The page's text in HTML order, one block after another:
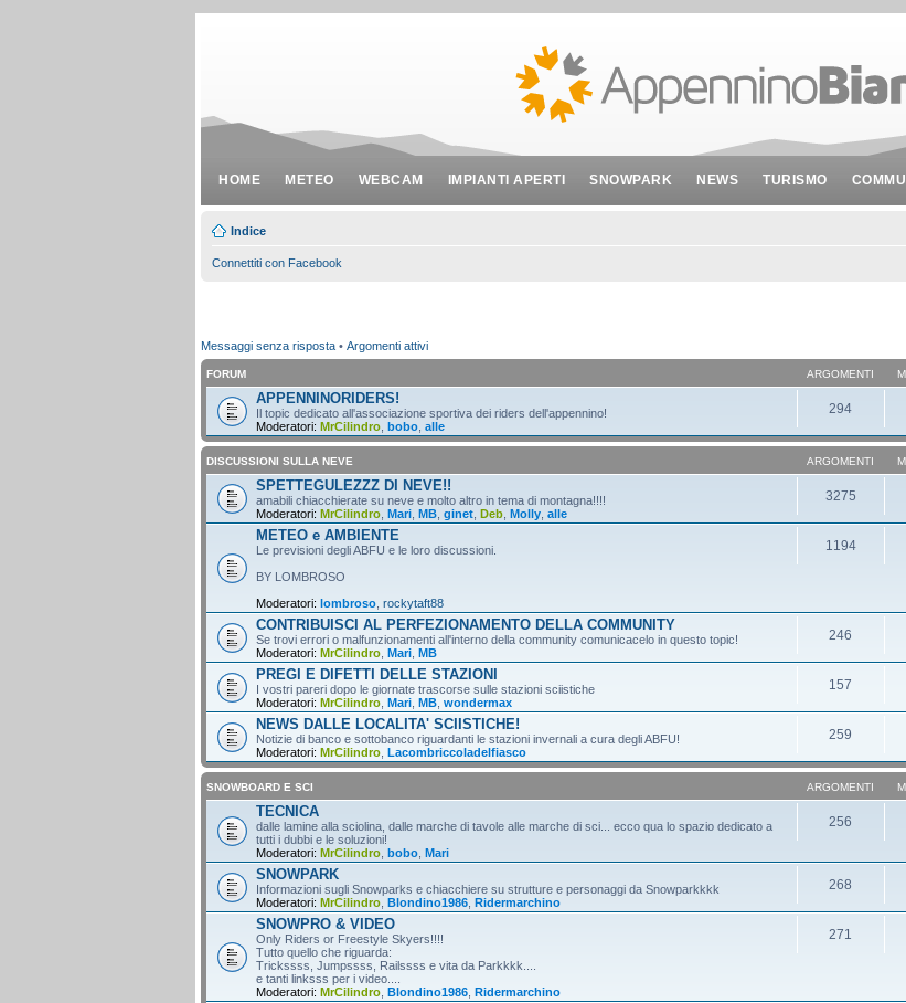
HOME METEO WEBCAM IMPIANTI APERTI SNOWPARK NEWS TURISMO
Indice
Connettiti con Facebook
Messaggi senza risposta • Argomenti attivi
FORUM ARGOMENTI
APPENNINORIDERS!
Il topic dedicato all'associazione sportiva dei riders dell'appennino!
Moderatori: MrCilindro bobo alle
294
DISCUSSIONI SULLA NEVE ARGOMENTI
SPETTEGULEZZZ DI NEVE!!
amabili chiacchierate su neve e molto altro in tema di montagna!!!!
Moderatori: MrCilindro Mari MB ginet Deb Molly alle
3275
METEO e AMBIENTE
Le previsioni degli ABFU e le loro discussioni.
BY LOMBROSO
Moderatori: lombroso rockytaft88
1194
CONTRIBUISCI AL PERFEZIONAMENTO DELLA COMMUNITY
Se trovi errori o malfunzionamenti all'interno della community comunicacelo in questo topic!
Moderatori: MrCilindro Mari MB
246
PREGI E DIFETTI DELLE STAZIONI
I vostri pareri dopo le giornate trascorse sulle stazioni sciistiche
Moderatori: MrCilindro Mari MB wondermax
157
NEWS DALLE LOCALITA' SCIISTICHE!
Notizie di banco e sottobanco riguardanti le stazioni invernali a cura degli ABFU!
Moderatori: MrCilindro Lacombriccoladelfiasco
259
SNOWBOARD E SCI ARGOMENTI
TECNICA
dalle lamine alla sciolina, dalle marche di tavole alle marche di sci... ecco qua lo spazio dedicato a
tutti i dubbi e le soluzioni!
Moderatori: MrCilindro bobo Mari
256
SNOWPARK
Informazioni sugli Snowparks e chiacchiere su strutture e personaggi da Snowparkkkk
Moderatori: MrCilindro Blondino1986 Ridermarchino
268
SNOWPRO & VIDEO
Only Riders or Freestyle Skyers!!!!
Tutto quello che riguarda:
Trickssss, Jumpssss, Railssss e vita da Parkkkk....
e tanti linksss per i video....
Moderatori: MrCilindro Blondino1986 Ridermarchino
271